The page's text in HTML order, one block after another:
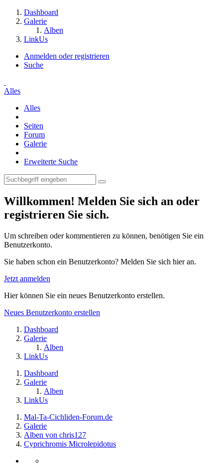
Dashboard
Galerie
Alben
LinkUs
Anmelden oder registrieren
Suche
Alles
Alles
Seiten
Forum
Galerie
Erweiterte Suche
Willkommen! Melden Sie sich an oder
registrieren Sie sich.
Um schreiben oder kommentieren zu können, benötigen Sie ein
Benutzerkonto.
Sie haben schon ein Benutzerkonto? Melden Sie sich hier an.
Jetzt anmelden
Hier können Sie ein neues Benutzerkonto erstellen.
Neues Benutzerkonto erstellen
Dashboard
Galerie
Alben
LinkUs
Dashboard
Galerie
Alben
LinkUs
Mal-Ta-Cichliden-Forum.de
Galerie
Alben von chris127
Cyprichromis Microlepidotus